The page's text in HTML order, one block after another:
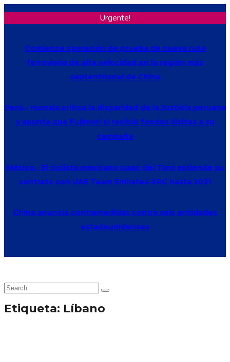
Urgente!
Comienza operación de prueba de nueva ruta
ferroviaria de alta velocidad en la región más
septentrional de China
Perú.- Humala critica la disparidad de la Justicia peruana
y apunta que Fujimori sí recibió fondos ilícitos a su
campaña
México.- El ciclista mexicano Isaac del Toro extiende su
contrato con UAE Team Emirates-XRG hasta 2031
China anuncia contramedidas contra seis entidades
estadounidenses
Etiqueta: Líbano